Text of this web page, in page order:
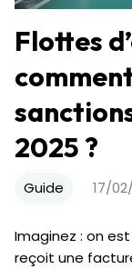
Flottes
2025 ?
Guide 17/
Imaginez : on
reçoit une